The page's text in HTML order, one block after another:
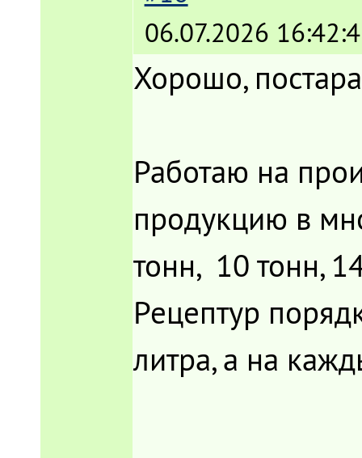
06.07.2026
Хорошо,
Работаю на
продукцию в
тонн, 10 тонн,
Рецептур
литра, а на